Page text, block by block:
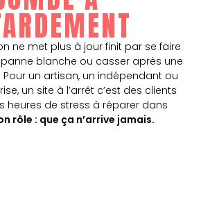
ne met plus à jour finit par se faire
blanche ou casser après une
un artisan, un indépendant ou
un site à l’arrêt c’est des clients
heures de stress à réparer dans
rôle : que ça n’arrive jamais.